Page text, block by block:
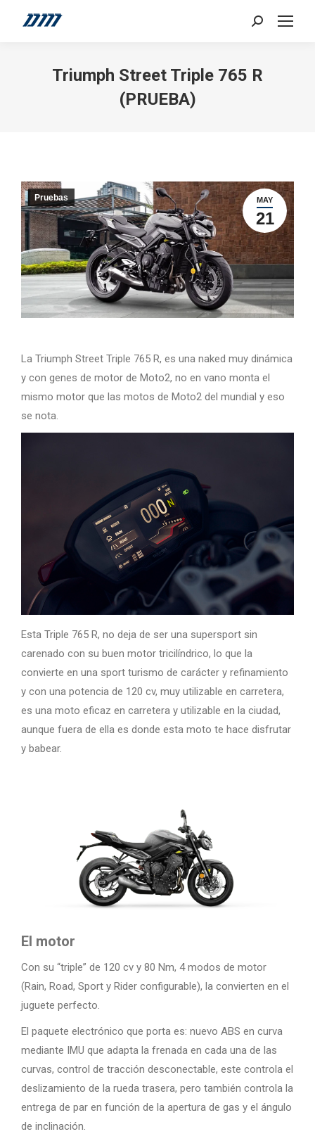
Search:
Triumph Street Triple 765 R
(PRUEBA)
MAY
21
Pruebas
La Triumph Street Triple 765 R, es una naked muy dinámica
y con genes de motor de Moto2, no en vano monta el
mismo motor que las motos de Moto2 del mundial y eso
se nota.
Esta Triple 765 R, no deja de ser una supersport sin
carenado con su buen motor tricilíndrico, lo que la
convierte en una sport turismo de carácter y refinamiento
y con una potencia de 120 cv, muy utilizable en carretera,
es una moto eficaz en carretera y utilizable en la ciudad,
aunque fuera de ella es donde esta moto te hace disfrutar
y babear.
El motor
Con su “triple” de 120 cv y 80 Nm, 4 modos de motor
(Rain, Road, Sport y Rider configurable), la convierten en el
juguete perfecto.
El paquete electrónico que porta es: nuevo ABS en curva
mediante IMU que adapta la frenada en cada una de las
curvas, control de tracción desconectable, este controla el
deslizamiento de la rueda trasera, pero también controla la
entrega de par en función de la apertura de gas y el ángulo
de inclinación.